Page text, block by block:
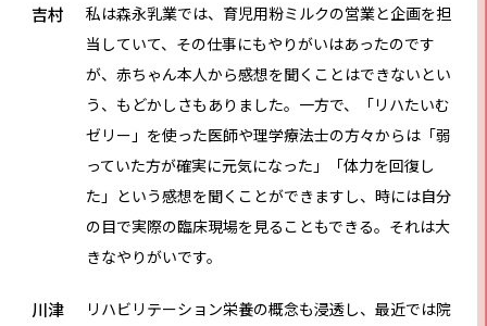
吉村
私は森永乳業では、育児用粉ミルクの営業と企画を担
当していて、その仕事にもやりがいはあったのです
が、赤ちゃん本人から感想を聞くことはできないとい
う、もどかしさもありました。一方で、「リハたいむ
ゼリー」を使った医師や理学療法士の方々からは「弱
っていた方が確実に元気になった」「体力を回復し
た」という感想を聞くことができますし、時には自分
の目で実際の臨床現場を見ることもできる。それは大
きなやりがいです。
川津
リハビリテーション栄養の概念も浸透し、最近では院